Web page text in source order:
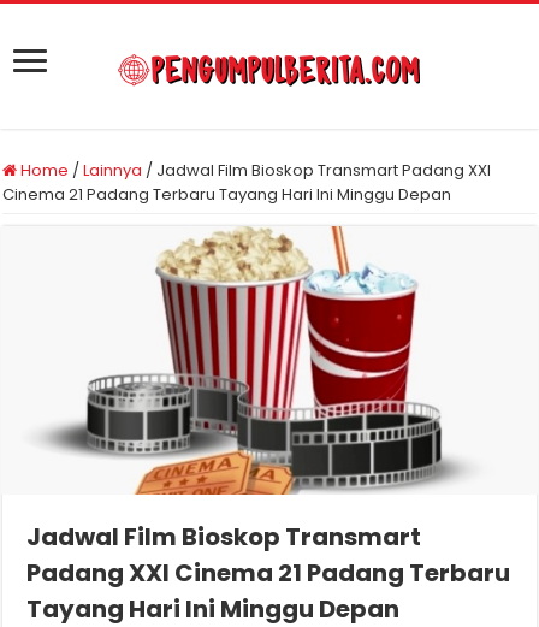
Home /Lainnya / Jadwal Film Bioskop Transmart Padang XXI
Cinema 21 Padang Terbaru Tayang Hari Ini Minggu Depan
Jadwal Film Bioskop Transmart
Padang XXI Cinema 21 Padang Terbaru
Tayang Hari Ini Minggu Depan